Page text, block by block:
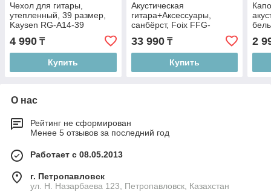
Чехол для гитары,
утепленный, 39 размер,
Kaysen RG-A14-39
4 990 ₸
Купить
Акустическая
гитара+Аксессуары,
санбёрст, Foix FFG-
2038CAP-SB
33 990₸
Купить
2
О нас
Рейтинг не сформирован
Менее 5 отзывов за последний год
Работает с 08.05.2013
г. Петропавловск
ул. Н. Назарбаева 123, Петропавловск, Казахстан